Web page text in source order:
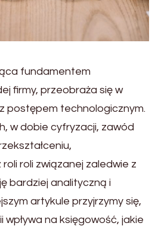
fundamentem
firmy, przeobraża się w
postępem technologicznym.
w dobie cyfryzacji, zawód
roli związanej zaledwie z
bardziej analityczną i
artykule przyjrzymy się,
na księgowość, jakie